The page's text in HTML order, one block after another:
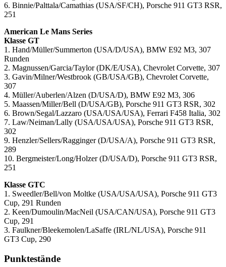
6. Binnie/Palttala/Camathias (USA/SF/CH), Porsche 911 GT3 RSR,
251
American Le Mans Series
Klasse GT
1. Hand/Müller/Summerton (USA/D/USA), BMW E92 M3, 307
Runden
2. Magnussen/Garcia/Taylor (DK/E/USA), Chevrolet Corvette, 307
3. Gavin/Milner/Westbrook (GB/USA/GB), Chevrolet Corvette,
307
4. Müller/Auberlen/Alzen (D/USA/D), BMW E92 M3, 306
5. Maassen/Miller/Bell (D/USA/GB), Porsche 911 GT3 RSR, 302
6. Brown/Segal/Lazzaro (USA/USA/USA), Ferrari F458 Italia, 302
7. Law/Neiman/Lally (USA/USA/USA), Porsche 911 GT3 RSR,
302
9. Henzler/Sellers/Ragginger (D/USA/A), Porsche 911 GT3 RSR,
289
10. Bergmeister/Long/Holzer (D/USA/D), Porsche 911 GT3 RSR,
251
Klasse GTC
1. Sweedler/Bell/von Moltke (USA/USA/USA), Porsche 911 GT3
Cup, 291 Runden
2. Keen/Dumoulin/MacNeil (USA/CAN/USA), Porsche 911 GT3
Cup, 291
3. Faulkner/Bleekemolen/LaSaffe (IRL/NL/USA), Porsche 911
GT3 Cup, 290
Punktestände